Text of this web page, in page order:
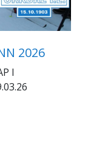
2026
I